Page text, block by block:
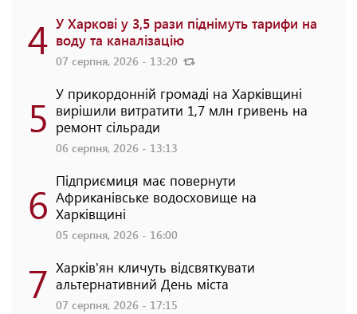
4 У Харкові у 3,5 рази піднімуть тарифи на
воду та каналізацію
07 серпня, 2026 - 13:20
5 У прикордонній громаді на Харківщині
вирішили витратити 1,7 млн гривень на
ремонт сільради
06 серпня, 2026 - 13:13
6 Підприємиця має повернути
Африканівське водосховище на
Харківщині
05 серпня, 2026 - 16:00
7 Харків'ян кличуть відсвяткувати
альтернативний День міста
07 серпня, 2026 - 17:15